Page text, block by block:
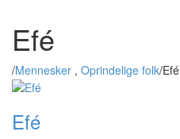
Efé
/Mennesker , Oprindelige folk/Efé
Efé